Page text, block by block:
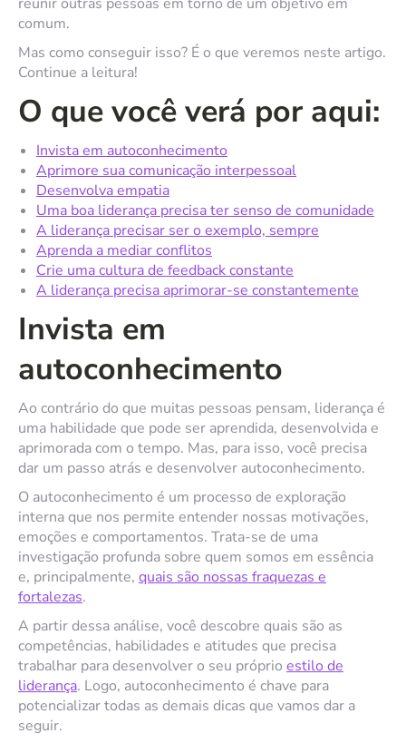
comum.
Mas como conseguir isso? É o que veremos neste artigo.
Continue a leitura!
O que você verá por aqui:
Invista em autoconhecimento
Aprimore sua comunicação interpessoal
Desenvolva empatia
Uma boa liderança precisa ter senso de comunidade
A liderança precisar ser o exemplo, sempre
Aprenda a mediar conflitos
Crie uma cultura de feedback constante
A liderança precisa aprimorar-se constantemente
Invista em
autoconhecimento
Ao contrário do que muitas pessoas pensam, liderança é
uma habilidade que pode ser aprendida, desenvolvida e
aprimorada com o tempo. Mas, para isso, você precisa
dar um passo atrás e desenvolver autoconhecimento.
O autoconhecimento é um processo de exploração
interna que nos permite entender nossas motivações,
emoções e comportamentos. Trata-se de uma
investigação profunda sobre quem somos em essência
e, principalmente, quais são nossas fraquezas e
fortalezas.
A partir dessa análise, você descobre quais são as
competências, habilidades e atitudes que precisa
trabalhar para desenvolver o seu próprio estilo de
liderança. Logo, autoconhecimento é chave para
potencializar todas as demais dicas que vamos dar a
seguir.